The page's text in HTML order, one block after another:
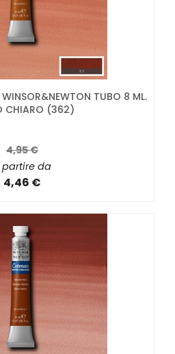
TUBO 8 ML.
CHIARO (362)
4,95 €
partire da
4,46 €